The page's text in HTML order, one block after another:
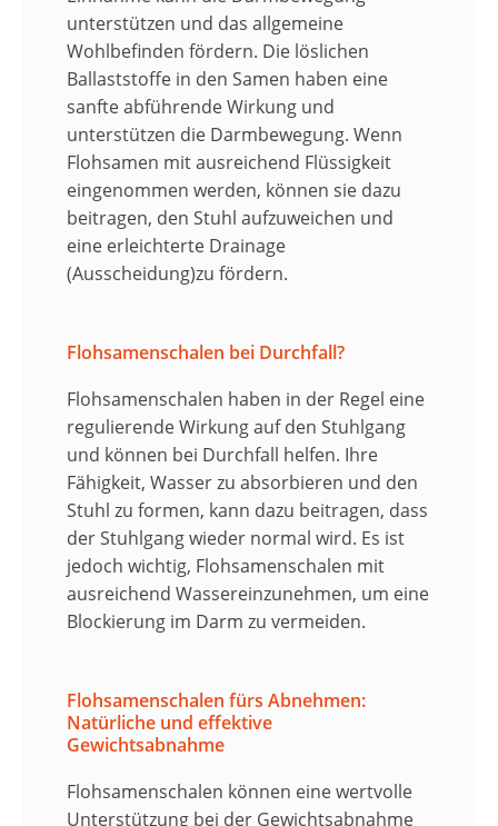
unterstützen und das allgemeine
Wohlbefinden fördern. Die löslichen
Ballaststoffe in den Samen haben eine
sanfte abführende Wirkung und
unterstützen die Darmbewegung. Wenn
Flohsamen mit ausreichend Flüssigkeit
eingenommen werden, können sie dazu
beitragen, den Stuhl aufzuweichen und
eine erleichterte Drainage
(Ausscheidung)zu fördern.
Flohsamenschalen bei Durchfall?
Flohsamenschalen haben in der Regel eine
regulierende Wirkung auf den Stuhlgang
und können bei Durchfall helfen. Ihre
Fähigkeit, Wasser zu absorbieren und den
Stuhl zu formen, kann dazu beitragen, dass
der Stuhlgang wieder normal wird. Es ist
jedoch wichtig, Flohsamenschalen mit
ausreichend Wassereinzunehmen, um eine
Blockierung im Darm zu vermeiden.
Flohsamenschalen fürs Abnehmen:
Natürliche und effektive
Gewichtsabnahme
Flohsamenschalen können eine wertvolle
Unterstützung bei der Gewichtsabnahme